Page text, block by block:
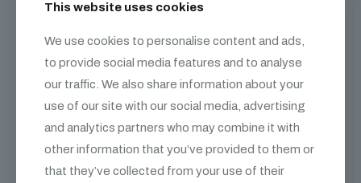
Kapcsolódótermékek
This website uses cookies
We use cookies to personalise content and ads,
to provide social media features and to analyse
our traffic. We also share information about your
use of our site with our social media, advertising
and analytics partners who may combine it with
other information that you’ve provided to them or
that they’ve collected from your use of their